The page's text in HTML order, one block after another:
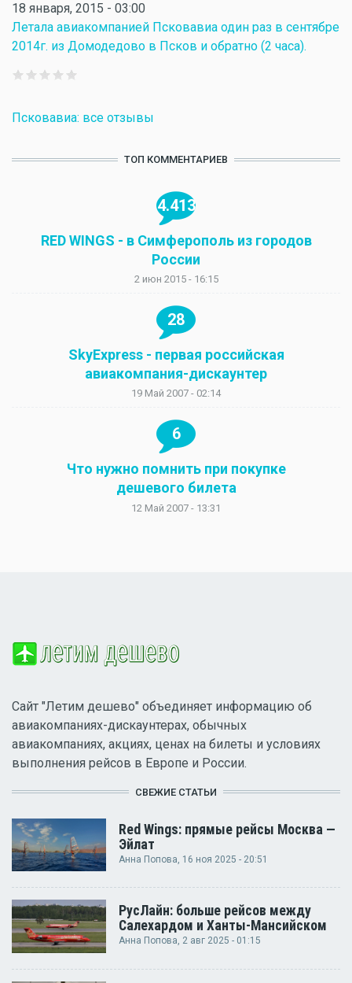
18 января, 2015 - 03:00
Летала авиакомпанией Псковавиа один раз в сентябре
2014г. из Домодедово в Псков и обратно (2 часа).
Псковавиа: все отзывы
ТОП КОММЕНТАРИЕВ
4.413
RED WINGS - в Симферополь из городов
России
2 июн 2015 - 16:15
28
SkyExpress - первая российская
авиакомпания-дискаунтер
19 Май 2007 - 02:14
6
Что нужно помнить при покупке
дешевого билета
12 Май 2007 - 13:31
Сайт "Летим дешево" объединяет информацию об
авиакомпаниях-дискаунтерах, обычных
авиакомпаниях, акциях, ценах на билеты и условиях
выполнения рейсов в Европе и России.
СВЕЖИЕ СТАТЬИ
Red Wings: прямые рейсы Москва —
Эйлат
Анна Попова , 16 ноя 2025 - 20:51
РусЛайн: больше рейсов между
Салехардом и Ханты-Мансийском
Анна Попова, 2 авг 2025 - 01:15